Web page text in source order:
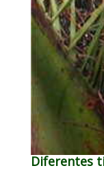
Diferentes